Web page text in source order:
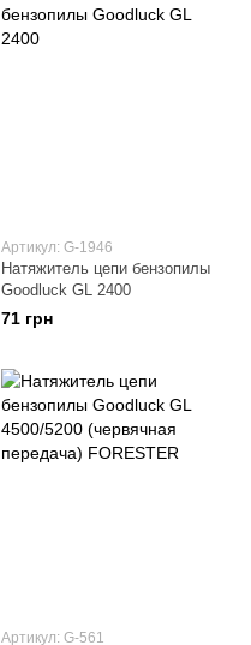
Артикул: G-1946
Натяжитель цепи бензопилы
Goodluck GL 2400
71 грн
Артикул: G-561